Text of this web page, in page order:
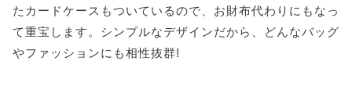
たカードケースもついているので、お財布代わりにもなっ
て重宝します。シンプルなデザインだから、どんなバッグ
やファッションにも相性抜群!